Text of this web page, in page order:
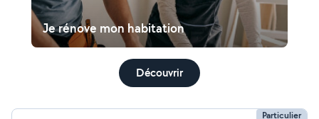
Je rénove mon habitation
Découvrir
Particulier